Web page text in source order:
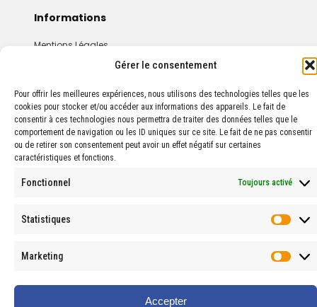
Gérer le consentement
Pour offrir les meilleures expériences, nous utilisons des technologies telles que les
cookies pour stocker et/ou accéder aux informations des appareils. Le fait de
consentir à ces technologies nous permettra de traiter des données telles que le
comportement de navigation ou les ID uniques sur ce site. Le fait de ne pas consentir
ou de retirer son consentement peut avoir un effet négatif sur certaines
caractéristiques et fonctions.
Fonctionnel Toujours activé
Statistiques
Marketing
Accepter
Informations
Mentions Légales
Conditions Générales De Vente
© 2024 PROPHARMA — Tous droits réservés.